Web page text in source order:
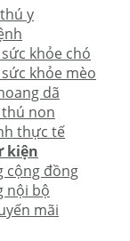
y
khỏe chó
khỏe mèo
dã
thú non
thực tế
kiện
cộng đồng
nội bộ
mãi